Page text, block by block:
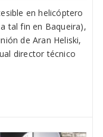
en helicóptero
tal fin en Baqueira),
de Aran Heliski,
director técnico